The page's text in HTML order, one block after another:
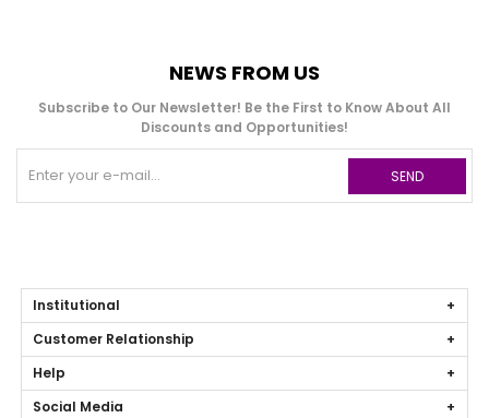
NEWS FROM US
Subscribe to Our Newsletter! Be the First to Know About All
Discounts and Opportunities!
SEND
Institutional
Customer Relationship
Help
Social Media